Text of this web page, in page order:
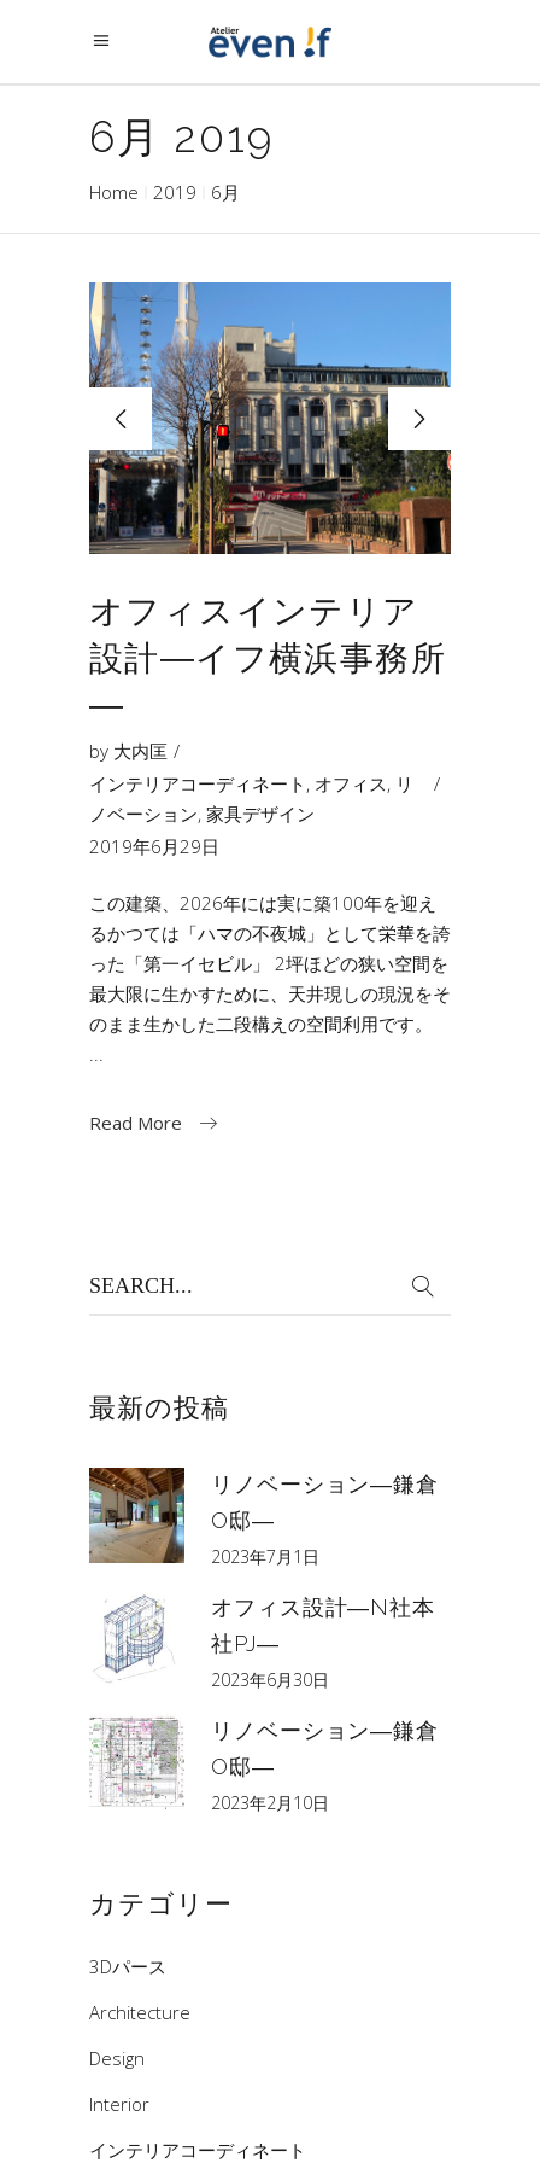
6月 2019
Home 2019 6月
オフィスインテリア
設計―イフ横浜事務所
―
by 大内匡
インテリアコーディネート , オフィス, リ
ノベーション, 家具デザイン
2019年6月29日
この建築、2026年には実に築100年を迎え
るかつては「ハマの不夜城」として栄華を誇
った「第一イセビル」 2坪ほどの狭い空間を
最大限に生かすために、天井現しの現況をそ
のまま生かした二段構えの空間利用です。
Read More
最新の投稿
リノベーション―鎌倉
O邸―
2023年7月1日
オフィス設計―N社本
社PJ―
2023年6月30日
リノベーション―鎌倉
O邸―
2023年2月10日
カテゴリー
3Dパース
Architecture
Design
Interior
インテリアコーディネート